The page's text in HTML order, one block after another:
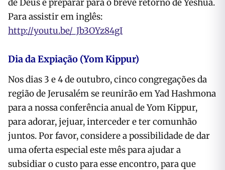
de Deus e preparar para o breve retorno de Yeshua.
Para assistir em inglês:
http://youtu.be/_Jb3OYz84gI
Dia da Expiação (Yom Kippur)
Nos dias 3 e 4 de outubro, cinco congregações da
região de Jerusalém se reunirão em Yad Hashmona
para a nossa conferência anual de Yom Kippur,
para adorar, jejuar, interceder e ter comunhão
juntos. Por favor, considere a possibilidade de dar
uma oferta especial este mês para ajudar a
subsidiar o custo para esse encontro, para que